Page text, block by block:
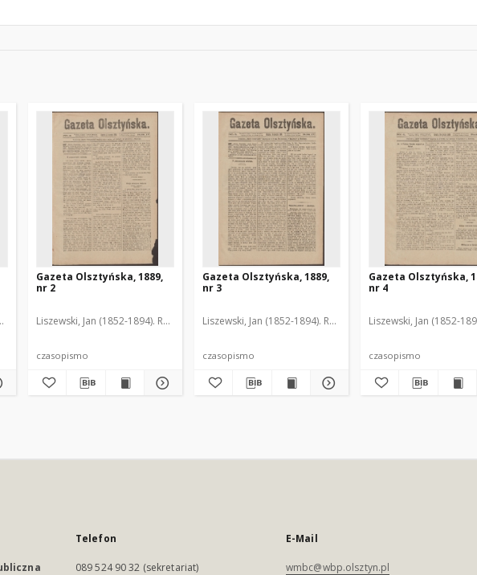
Gazeta Olsztyńska, 1889,
nr 2
Liszewski, Jan (1852-1894). Red.
czasopismo
Gazeta Olsztyńska, 1889,
nr 3
Liszewski, Jan (1852-1894). Red.
czasopismo
Gazeta Olsztyńska,
nr 4
Liszewski, Jan (1852-
czasopismo
Telefon
089 524 90 32 (sekretariat)
E-Mail
wmbc@wbp.olsztyn.pl